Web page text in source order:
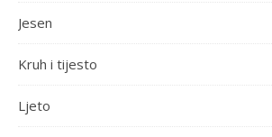
Jesen
Kruh i tijesto
Ljeto